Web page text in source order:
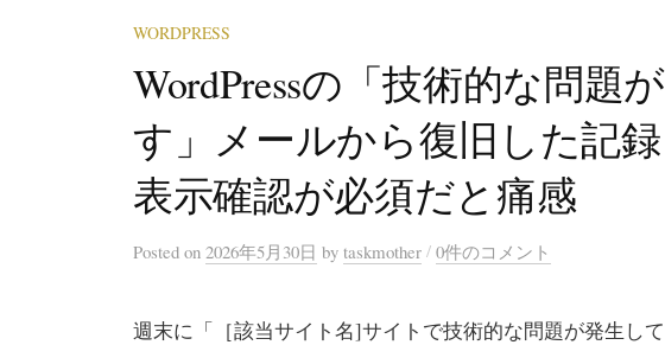
WORDPRESS
WordPressの「技術的な問題
す」メールから復旧した記
表示確認が必須だと痛感
Posted on 2026年5月30日 by taskmother / 0件のコメント
週末に「［該当サイト名]サイトで技術的な問題が発生し